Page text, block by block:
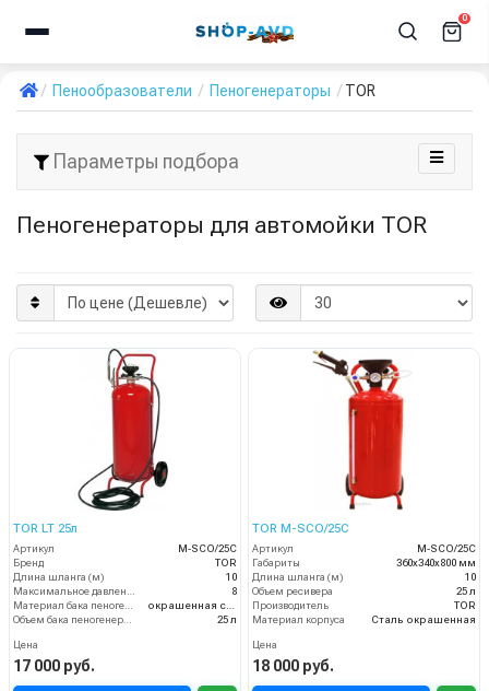
0
Пенообразователи Пеногенераторы TOR
Параметры подбора
Пеногенераторы для автомойки TOR
TOR LT 25л
Артикул
М-SCO/25C
Бренд
TOR
Длина шланга (м)
10
8
окрашенная сталь
25 л
Цена
17 000 руб.
TOR M-SCO/25C
Артикул
M-SCO/25C
Габариты
360х340х800 мм
Длина шланга (м)
10
Объем ресивера
25 л
Производитель
TOR
Материал корпуса
Сталь окрашенная
Цена
18 000 руб.